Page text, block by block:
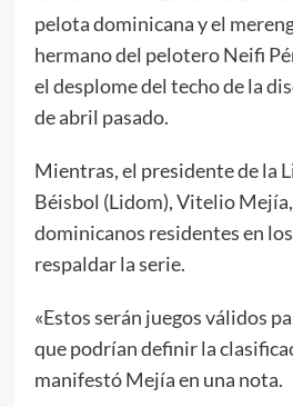
pelota dominicana y el
hermano del pelotero Neifi
el desplome del techo de la
de abril pasado.
Mientras, el presidente de la
Béisbol (Lidom), Vitelio
dominicanos residentes en
respaldar la serie.
«Estos serán juegos válidos
que podrían definir la
manifestó Mejía en una nota.